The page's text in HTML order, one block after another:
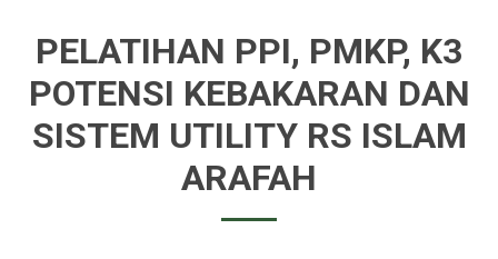
PELATIHAN PPI, PMKP, K3
POTENSI KEBAKARAN DAN
SISTEM UTILITY RS ISLAM
ARAFAH